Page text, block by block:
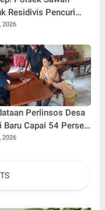
Residivis Pencuri
Ayam Kurang dari
2026
Perlinsos Desa
Baru Capai 54 Persen,
Bali Minta Kadus
2026